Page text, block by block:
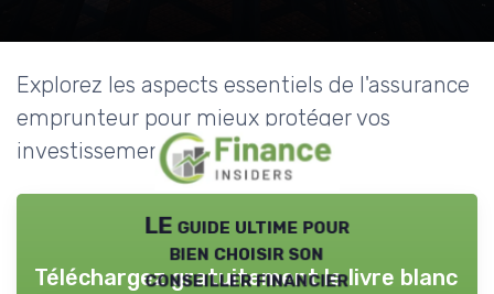
Explorez les aspects essentiels de l'assurance
emprunteur pour mieux protéger vos
investissements financiers.
LE guide ultime pour
bien choisir son
conseiller financier
Téléchargez gratuitement le livre blanc